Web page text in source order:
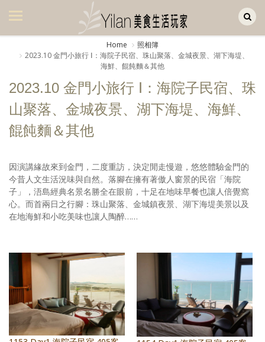
美食集
美飲集
廚房集
旅遊集
旅遊美食集
書房集
日記簿
享樂隨手拍
照相簿
影音區
創意出版服務
Home
照相簿
2023.10 金門小旅行 Ⅰ：海院子民宿、珠山聚落、金城夜景、湖下海堤、
海鮮、餛飩麵＆其他
2023.10 金門小旅行 Ⅰ：海院子民宿、珠
山聚落、金城夜景、湖下海堤、海鮮、
餛飩麵＆其他
因演講緣故來到金門，二度重訪，決定閒走慢遊，悠悠體驗金門的
今昔人文生活況味與自然。落腳在擁有著傲人窗景的民宿「海院
子」，浯島經典名景名勝全在眼前，十足在地味早餐也讓人倍覺窩
心。而首兩日之行腳：珠山聚落、金城鎮夜景、湖下海堤美景以及
在地海鮮和小吃美味也讓人陶醉……